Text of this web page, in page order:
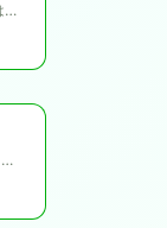
2026年3月17日にリリースされたGPT-5.4 miniは、GPT-5.4ファミリーにおけるOpenAIのより高速で効率的な小型モデルです。GPT-5.4の多くの強みを高スループットなワークロードに提供しつつ、コストを削減し応答性を向上させています。
GPT-5.1 は 2025年11月12日に GPT-5 ラインナップの一部として公開され、GPT-5 および GPT-5 mini と並ぶ、最も会話性と適応性に優れたモデルです。コーディングやエージェントワークフローにおいて万能な選択肢です。